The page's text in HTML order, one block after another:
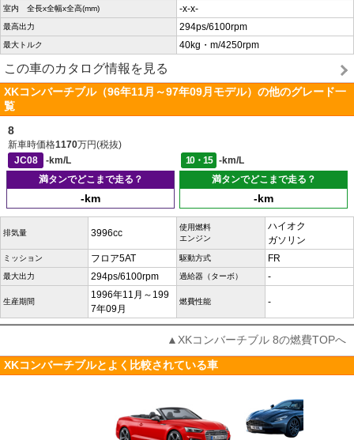
室内 全長x全幅x全高(mm) -x-x-
最高出力 294ps/6100rpm
最大トルク 40kg・m/4250rpm
この車のカタログ情報を見る
XKコンバーチブル（96年11月～97年09月モデル）の他のグレード一
覧
8
新車時価格1170万円(税抜)
JC08
-km/L 10・15
-km/L
満タンでどこまで走る？
-km
満タンでどこまで走る？
-km
排気量 3996cc
使用燃料
エンジン
ハイオク
ガソリン
ミッション フロア5AT 駆動方式 FR
最大出力 294ps/6100rpm 過給器（ターボ） -
生産期間
1996年11月～199
7年09月
燃費性能 -
▲XKコンバーチブル 8の燃費TOPへ
XKコンバーチブルとよく比較されている車